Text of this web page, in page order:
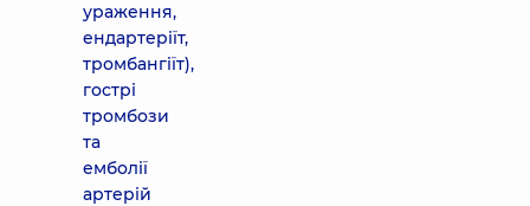
ураження,
ендартеріїт,
тромбангіїт),
гострі
тромбози
та
емболії
артерій